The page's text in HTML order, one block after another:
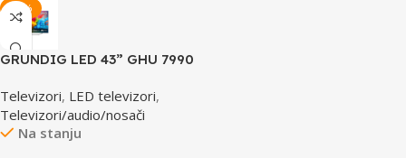
-15%
GRUNDIG LED 43” GHU 7990
Televizori, LED televizori,
Televizori/audio/nosači
Na stanju